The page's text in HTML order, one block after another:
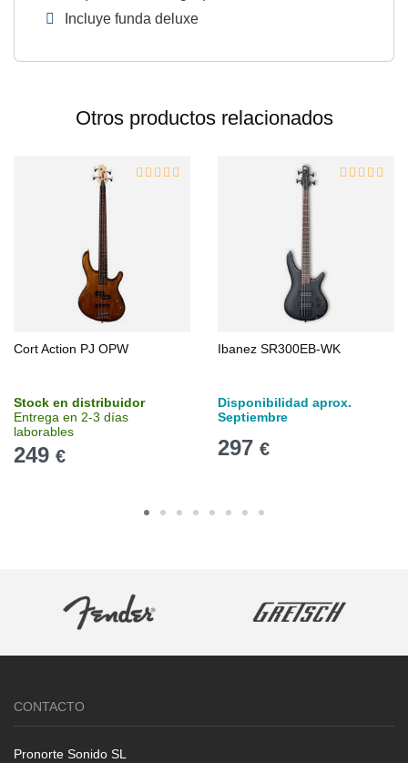
Incluye funda deluxe
Otros productos relacionados
Cort Action PJ OPW
Stock en distribuidor
Entrega en 2-3 días
laborables
249 €
Ibanez SR300EB-WK
Disponibilidad aprox.
Septiembre
297 €
CONTACTO
Pronorte Sonido SL